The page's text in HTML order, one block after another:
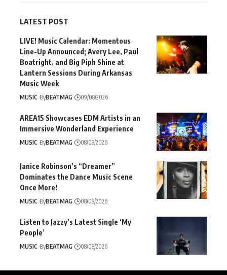
LATEST POST
LIVE! Music Calendar: Momentous
Line-Up Announced; Avery Lee, Paul
Boatright, and Big Piph Shine at
Lantern Sessions During Arkansas
Music Week
MUSIC ByBEATMAG 09/08/2026
AREA15 Showcases EDM Artists in an
Immersive Wonderland Experience
MUSIC ByBEATMAG 08/08/2026
Janice Robinson’s “Dreamer”
Dominates the Dance Music Scene
Once More!
MUSIC ByBEATMAG 08/08/2026
Listen to Jazzy’s Latest Single ‘My
People’
MUSIC ByBEATMAG 08/08/2026